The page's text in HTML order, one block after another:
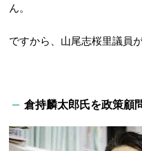
ん。
ですから、山尾志桜里議員
倉持麟太郎氏を政策顧